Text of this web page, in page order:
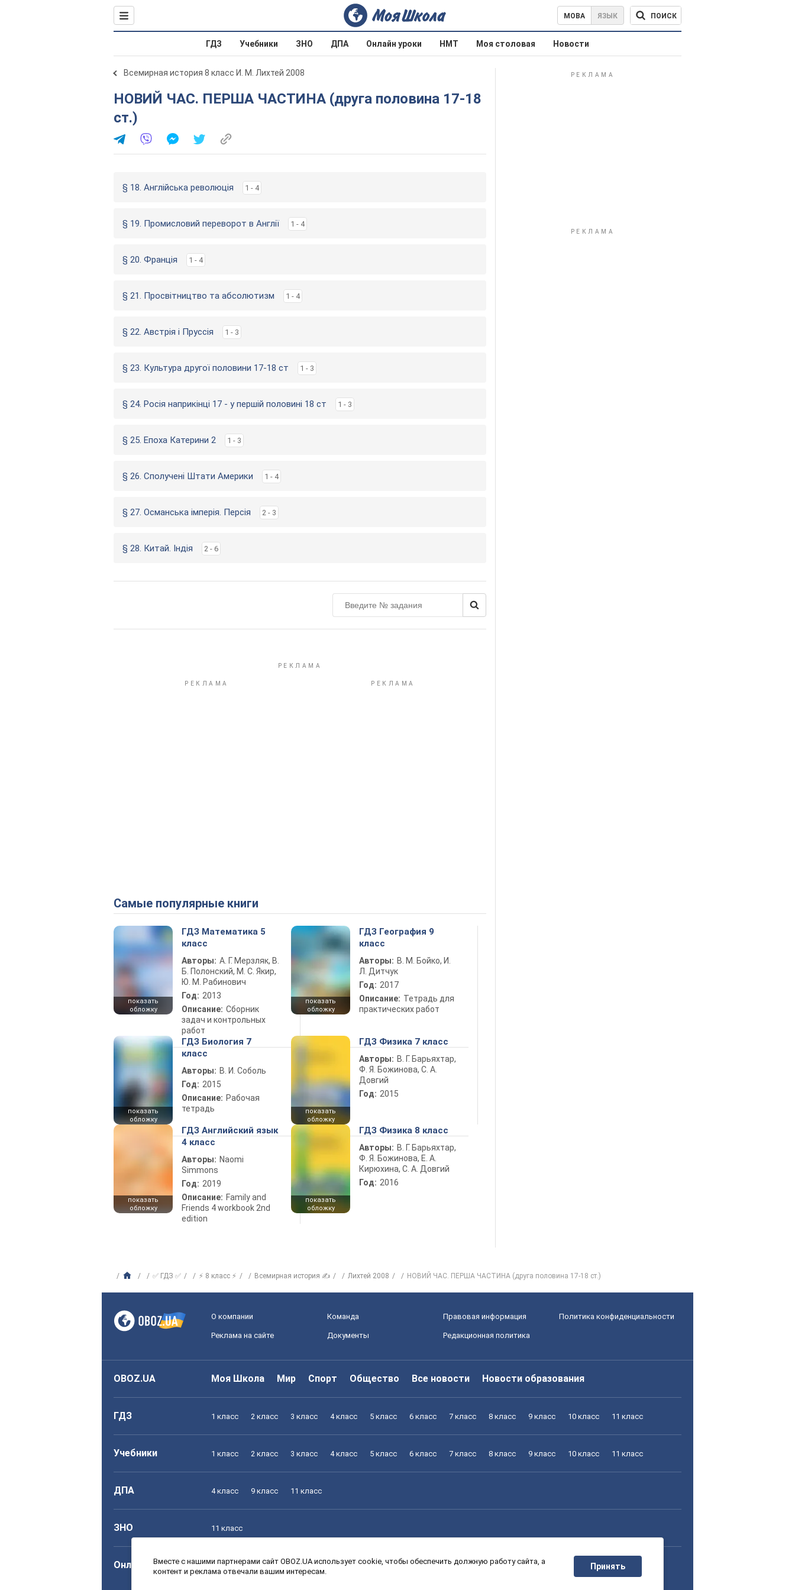
МОВА ЯЗЫК ПОИСК
ГДЗ Учебники ЗНО ДПА Онлайн уроки НМТ Моя столовая Новости
Всемирная история 8 класс И. М. Лихтей 2008
НОВИЙ ЧАС. ПЕРША ЧАСТИНА (друга половина 17-18
ст.)
§ 18. Англійська революція 1 - 4
§ 19. Промисловий переворот в Англії 1 - 4
§ 20. Франція 1 - 4
§ 21. Просвітництво та абсолютизм 1 - 4
§ 22. Австрія і Пруссія 1 - 3
§ 23. Культура другої половини 17-18 ст 1 - 3
§ 24. Росія наприкінці 17 - у першій половині 18 ст 1 - 3
§ 25. Епоха Катерини 2 1 - 3
§ 26. Сполучені Штати Америки 1 - 4
§ 27. Османська імперія. Персія 2 - 3
§ 28. Китай. Індія 2 - 6
Самые популярные книги
показать
обложку
ГДЗ Математика 5
класс
Авторы: А. Г. Мерзляк, В.
Б. Полонский, М. С. Якир,
Ю. М. Рабинович
Год: 2013
Описание: Сборник
задач и контрольных
работ
показать
обложку
ГДЗ География 9
класс
Авторы: В. М. Бойко, И.
Л. Дитчук
Год: 2017
Описание: Тетрадь для
практических работ
показать
обложку
ГДЗ Биология 7
класс
Авторы: В. И. Соболь
Год: 2015
Описание: Рабочая
тетрадь
показать
обложку
ГДЗ Физика 7 класс
Авторы: В. Г. Барьяхтар,
Ф. Я. Божинова, С. А.
Довгий
Год: 2015
показать
обложку
ГДЗ Английский язык
4 класс
Авторы: Naomi
Simmons
Год: 2019
Описание: Family and
Friends 4 workbook 2nd
edition
показать
обложку
ГДЗ Физика 8 класс
Авторы: В. Г. Барьяхтар,
Ф. Я. Божинова, Е. А.
Кирюхина, С. А. Довгий
Год: 2016
✅ ГДЗ ✅ ⚡ 8 класс ⚡ Всемирная история ✍ Лихтей 2008 НОВИЙ ЧАС. ПЕРША ЧАСТИНА (друга половина 17-18 ст.)
О компании Команда Правовая информация Политика конфиденциальности
Реклама на сайте Документы Редакционная политика
OBOZ.UA Моя Школа Мир Спорт Общество Все новости Новости образования
ГДЗ 1 класс 2 класс 3 класс 4 класс 5 класс 6 класс 7 класс 8 класс 9 класс 10 класс 11 класс
Учебники 1 класс 2 класс 3 класс 4 класс 5 класс 6 класс 7 класс 8 класс 9 класс 10 класс 11 класс
ДПА 4 класс 9 класс 11 класс
ЗНО 11 класс
Онлайн уроки 1 класс 2 класс 3 класс 4 класс 5 класс 6 класс 7 класс 8 класс 9 класс 10 класс 11 класс
Вместе с нашими партнерами сайт OBOZ.UA использует cookie, чтобы обеспечить должную работу сайта, а
контент и реклама отвечали вашим интересам.
Принять